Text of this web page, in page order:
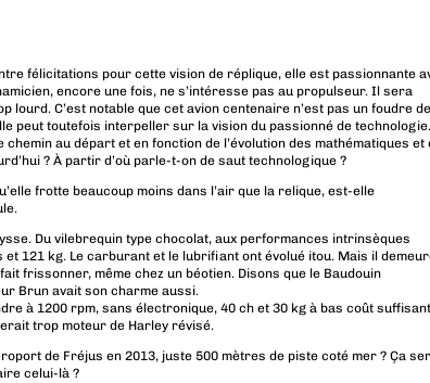
félicitations pour cette vision de réplique, elle est passionnante
encore une fois, ne s’intéresse pas au propulseur. Il sera
C’est notable que cet avion centenaire n’est pas un foudre de
peut toutefois interpeller sur la vision du passionné de technologie.
au départ et en fonction de l’évolution des mathématiques et
? À partir d’où parle-t-on de saut technologique ?
frotte beaucoup moins dans l’air que la relique, est-elle
Du vilebrequin type chocolat, aux performances intrinsèques
121 kg. Le carburant et le lubrifiant ont évolué itou. Mais il
frissonner, même chez un béotien. Disons que le Baudouin
Brun avait son charme aussi.
à 1200 rpm, sans électronique, 40 ch et 30 kg à bas coût suffisant
trop moteur de Harley révisé.
de Fréjus en 2013, juste 500 mètres de piste coté mer ? Ça
celui-là ?